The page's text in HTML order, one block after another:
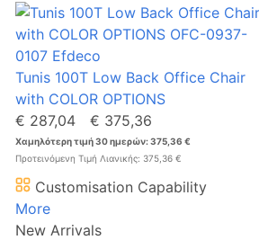
Tunis 100T Low Back Office Chair
with COLOR OPTIONS
€ 287,04
€ 375,36
Χαμηλότερη τιμή 30 ημερών: 375,36 €
Προτεινόμενη Τιμή Λιανικής: 375,36 €
Customisation Capability
More
New Arrivals